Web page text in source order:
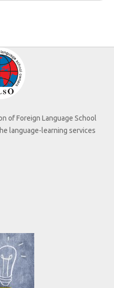
of Foreign Language School
language-learning services